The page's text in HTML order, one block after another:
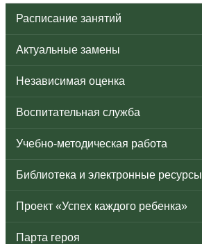
Расписание занятий
Актуальные замены
Независимая оценка
Воспитательная служба
Учебно-методическая работа
Библиотека и электронные ресурсы
Проект «Успех каждого ребенка»
Парта героя